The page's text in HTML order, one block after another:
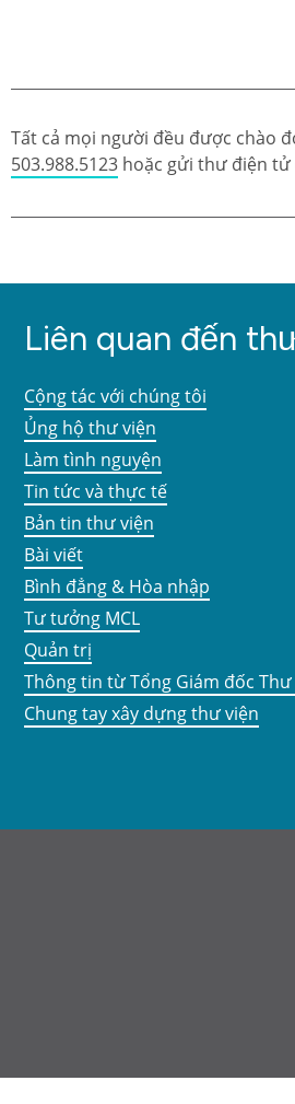
Tất cả mọi người đều được chào
503.988.5123 hoặc gửi thư điện tử
Liên quan đến
Cộng tác với chúng tôi
Ủng hộ thư viện
Làm tình nguyện
Tin tức và thực tế
Bản tin thư viện
Bài viết
Bình đẳng & Hòa nhập
Tư tưởng MCL
Quản trị
Thông tin từ Tổng Giám đốc Thư
Chung tay xây dựng thư viện